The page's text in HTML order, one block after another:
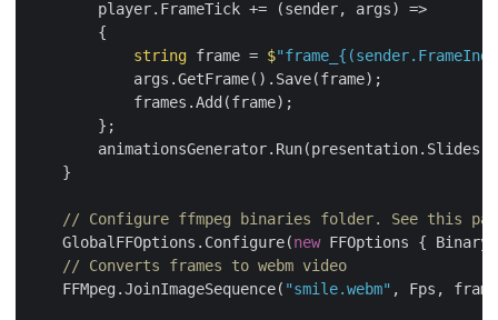
string frame = $
// Configure ffmpeg binaries folder. See this
    GlobalFFOptions.Configure(
new FFOptions {
// Converts frames to webm video
    FFMpeg.JoinImageSequence(
"smile.webm"